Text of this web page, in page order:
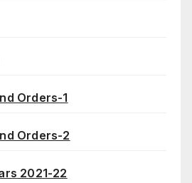
Orders-1
Orders-2
2021-22